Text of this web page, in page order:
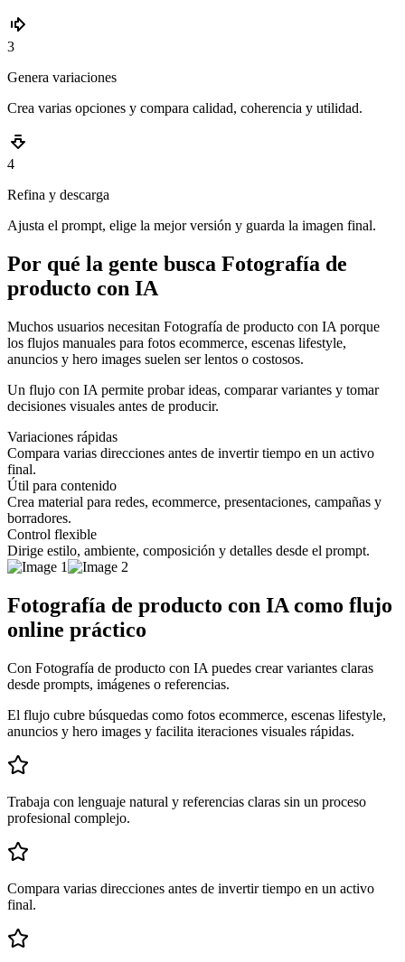
3
Genera variaciones
Crea varias opciones y compara calidad, coherencia y utilidad.
4
Refina y descarga
Ajusta el prompt, elige la mejor versión y guarda la imagen final.
Por qué la gente busca Fotografía de
producto con IA
Muchos usuarios necesitan Fotografía de producto con IA porque
los flujos manuales para fotos ecommerce, escenas lifestyle,
anuncios y hero images suelen ser lentos o costosos.
Un flujo con IA permite probar ideas, comparar variantes y tomar
decisiones visuales antes de producir.
Variaciones rápidas
Compara varias direcciones antes de invertir tiempo en un activo
final.
Útil para contenido
Crea material para redes, ecommerce, presentaciones, campañas y
borradores.
Control flexible
Dirige estilo, ambiente, composición y detalles desde el prompt.
Fotografía de producto con IA como flujo
online práctico
Con Fotografía de producto con IA puedes crear variantes claras
desde prompts, imágenes o referencias.
El flujo cubre búsquedas como fotos ecommerce, escenas lifestyle,
anuncios y hero images y facilita iteraciones visuales rápidas.
Trabaja con lenguaje natural y referencias claras sin un proceso
profesional complejo.
Compara varias direcciones antes de invertir tiempo en un activo
final.